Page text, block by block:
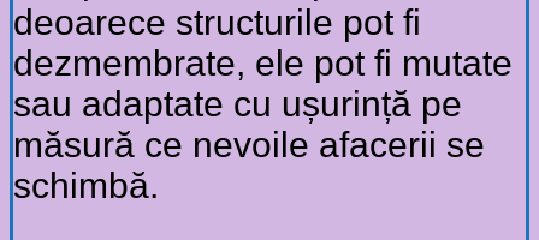
deoarece structurile pot fi
dezmembrate, ele pot fi mutate
sau adaptate cu ușurință pe
măsură ce nevoile afacerii se
schimbă.